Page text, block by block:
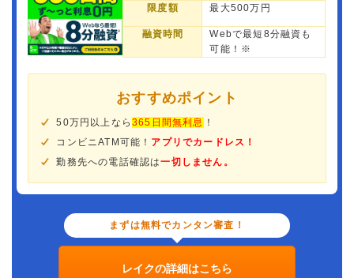
限度額 最大500万円
融資時間
Webで最短8分融資も
可能！※
おすすめポイント
50万円以上なら365日間無利息
！
コンビニATM可能！ アプリでカードレス！
勤務先への電話確認は一切しません。
まずは無料でカンタン審査！
レイクの詳細はこちら